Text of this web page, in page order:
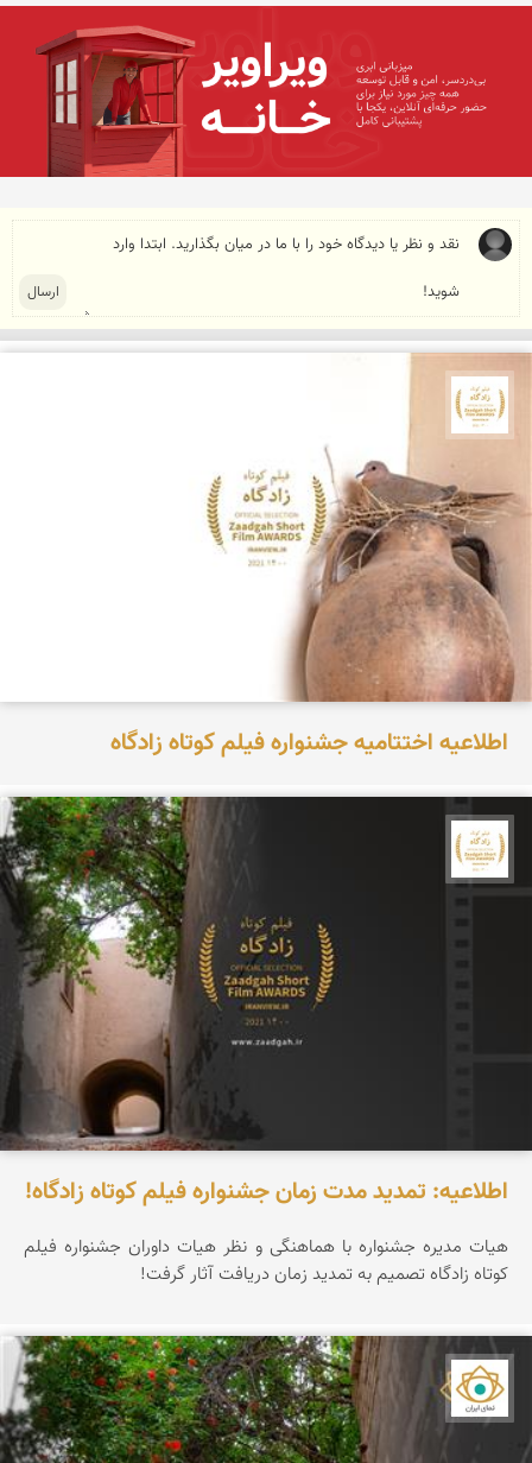
اطلاعیه اختتامیه جشنواره فیلم کوتاه زادگاه
اطلاعیه: تمدید مدت زمان جشنواره فیلم کوتاه زادگاه!
هیات مدیره جشنواره با هماهنگی و نظر هیات داوران جشنواره فیلم
کوتاه زادگاه تصمیم به تمدید زمان دریافت آثار گرفت!
نمای ایران